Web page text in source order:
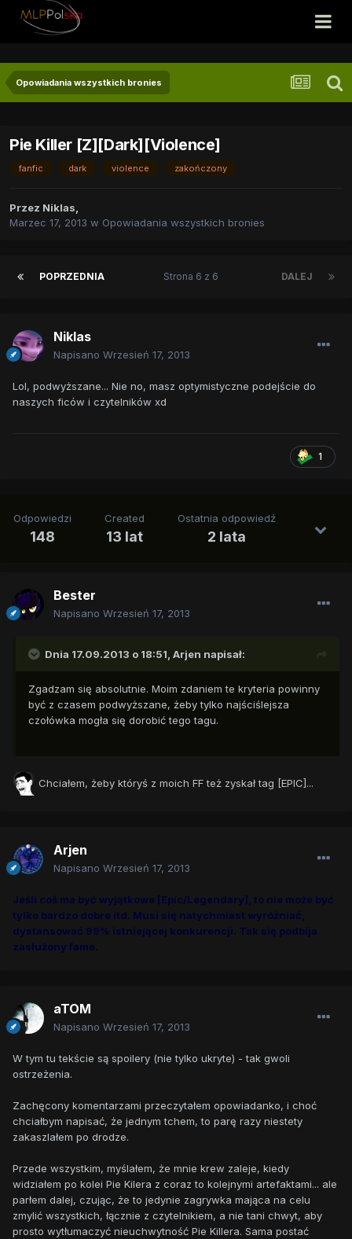
Opowiadania wszystkich bronies
Pie Killer [Z][Dark][Violence]
fanfic dark violence zakończony
Przez Niklas,
Marzec 17, 2013 w Opowiadania wszystkich bronies
POPRZEDNIA DALEJ
Strona 6 z 6
Niklas
Napisano Wrzesień 17, 2013
Lol, podwyższane... Nie no, masz optymistyczne podejście do
naszych ficów i czytelników xd
1
Odpowiedzi
148
Created
13 lat
Ostatnia odpowiedź
2 lata
Bester
Napisano Wrzesień 17, 2013
Dnia 17.09.2013 o 18:51, Arjen napisał:
Zgadzam się absolutnie. Moim zdaniem te kryteria powinny
być z czasem podwyższane, żeby tylko najściślejsza
czołówka mogła się dorobić tego tagu.
Chciałem, żeby któryś z moich FF też zyskał tag [EPIC]...
Arjen
Napisano Wrzesień 17, 2013
Jeśli coś ma być wyjątkowe [Epic/Legendary], to nie może być
tylko bardzo dobre itd. Musi się natychmiast wyróżniać,
dystansować 99% istniejącej konkurencji. Tak się podbija
zasłużony fame.
aTOM
Napisano Wrzesień 17, 2013
W tym tu tekście są spoilery (nie tylko ukryte) - tak gwoli
ostrzeżenia.
Zachęcony komentarzami przeczytałem opowiadanko, i choć
chciałbym napisać, że jednym tchem, to parę razy niestety
zakaszlałem po drodze.
Przede wszystkim, myślałem, że mnie krew zaleje, kiedy
widziałem po kolei Pie Kilera z coraz to kolejnymi artefaktami... ale
parłem dalej, czując, że to jedynie zagrywka mająca na celu
zmylić wszystkich, łącznie z czytelnikiem, a nie tani chwyt, aby
prosto wytłumaczyć nieuchwytność Pie Killera. Sama postać